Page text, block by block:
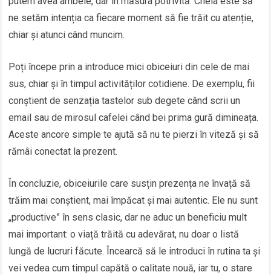
ne setăm intenția ca fiecare moment să fie trăit cu atenție,
chiar și atunci când muncim.
Poți începe prin a introduce mici obiceiuri din cele de mai
sus, chiar și în timpul activităților cotidiene. De exemplu, fii
conștient de senzația tastelor sub degete când scrii un
email sau de mirosul cafelei când bei prima gură dimineața.
Aceste ancore simple te ajută să nu te pierzi în viteză și să
rămâi conectat la prezent.
În concluzie, obiceiurile care susțin prezența ne învață să
trăim mai conștient, mai împăcat și mai autentic. Ele nu sunt
„productive” în sens clasic, dar ne aduc un beneficiu mult
mai important: o viață trăită cu adevărat, nu doar o listă
lungă de lucruri făcute. Încearcă să le introduci în rutina ta și
vei vedea cum timpul capătă o calitate nouă, iar tu, o stare